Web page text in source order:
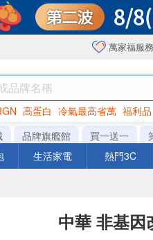
萬家福服務
高蛋白 冷氣最高省萬 福利品
洋芋片
品牌旗艦館 買一送一
生活家電 熱門3C
中華 非基因